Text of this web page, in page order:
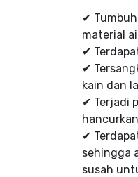
✔
material
✔
✔
kain dan
✔ Terjadi
✔
sehingga
susah